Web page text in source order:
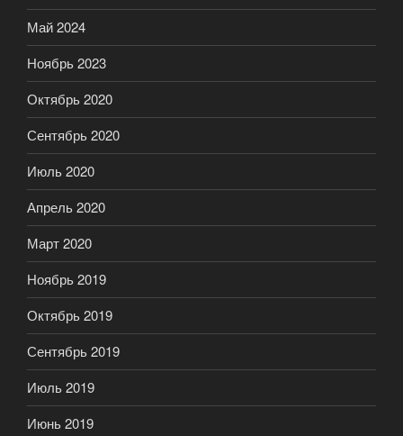
Май 2024
Ноябрь 2023
Октябрь 2020
Сентябрь 2020
Июль 2020
Апрель 2020
Март 2020
Ноябрь 2019
Октябрь 2019
Сентябрь 2019
Июль 2019
Июнь 2019